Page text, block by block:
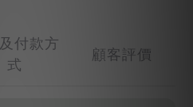
付款方
式
顧客評價